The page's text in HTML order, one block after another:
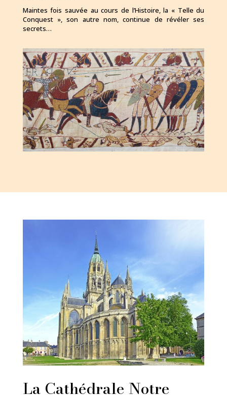
Maintes fois sauvée au cours de l’Histoire, la « Telle du
Conquest », son autre nom, continue de révéler ses
secrets…
La Cathédrale Notre